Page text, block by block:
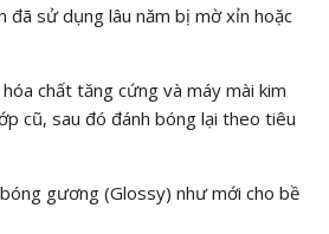
đã sử dụng lâu năm bị mờ xỉn hoặc
chất tăng cứng và máy mài kim
cũ, sau đó đánh bóng lại theo tiêu
gương (Glossy) như mới cho bề